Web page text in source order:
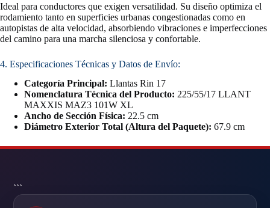
Ideal para conductores que exigen versatilidad. Su diseño optimiza el
rodamiento tanto en superficies urbanas congestionadas como en
autopistas de alta velocidad, absorbiendo vibraciones e imperfecciones
del camino para una marcha silenciosa y confortable.
4. Especificaciones Técnicas y Datos de Envío:
Categoría Principal: Llantas Rin 17
Nomenclatura Técnica del Producto: 225/55/17 LLANT
MAXXIS MAZ3 101W XL
Ancho de Sección Física: 22.5 cm
Diámetro Exterior Total (Altura del Paquete): 67.9 cm
```